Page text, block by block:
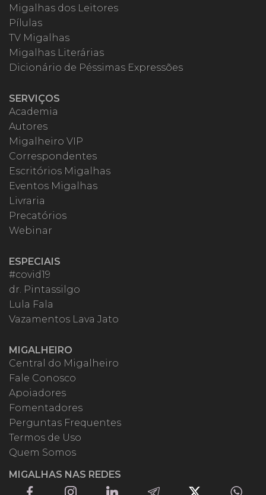
Migalhas dos Leitores
Pílulas
TV Migalhas
Migalhas Literárias
Dicionário de Péssimas Expressões
SERVIÇOS
Academia
Autores
Migalheiro VIP
Correspondentes
Escritórios Migalhas
Eventos Migalhas
Livraria
Precatórios
Webinar
ESPECIAIS
#covid19
dr. Pintassilgo
Lula Fala
Vazamentos Lava Jato
MIGALHEIRO
Central do Migalheiro
Fale Conosco
Apoiadores
Fomentadores
Perguntas Frequentes
Termos de Uso
Quem Somos
MIGALHAS NAS REDES